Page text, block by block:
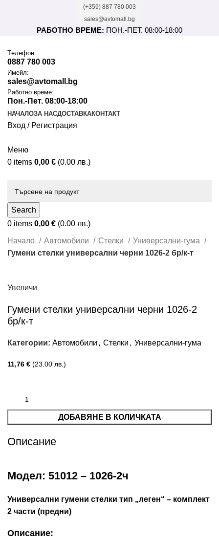
(+359) 887 780 003
sales@avtomall.bg
РАБОТНО ВРЕМЕ: ПОН.-ПЕТ. 08:00-18:00
Tелефон:
0887 780 003
Имейл:
sales@avtomall.bg
Работно време:
Пон.-Пет. 08:00-18:00
НАЧАЛОЗА НАСДОСТАВКАКОНТАКТ
Вход / Регистрация
Меню
0 items 0,00 € (0.00 лв.)
Search
0 items 0,00 € (0.00 лв.)
Начало Автомобили Стелки
Универсални-гума
Гумени стелки универсални черни 1026-2 бр/к-т
Увеличи
Гумени стелки универсални черни 1026-2
бр/к-т
Категории: Автомобили , Стелки , Универсални-гума
11,76 € (23.00 лв.)
ДОБАВЯНЕ В КОЛИЧКАТА
Описание
Модел: 51012 – 1026-2ч
Универсални гумени стелки тип „леген“ – комплект
2 части (предни)
Описание: